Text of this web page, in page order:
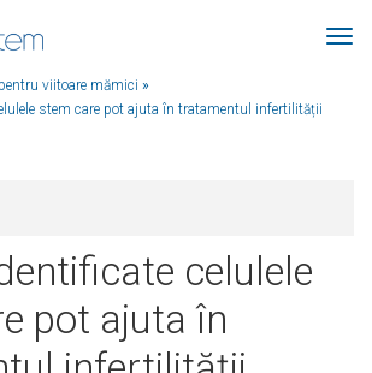
viitoare mămici »
stem care pot ajuta în tratamentul infertilității
celulele
pot ajuta în